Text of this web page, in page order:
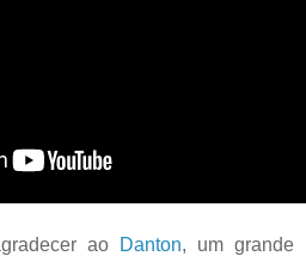
ao Danton, um grande